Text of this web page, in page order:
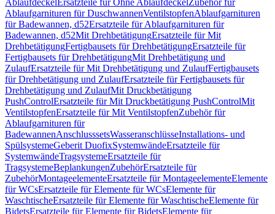
AblaufdeckelErsatzteile für Ohne AblaufdeckelZubehör für
Ablaufgarnituren für DuschwannenVentilstopfenAblaufgarnituren
für Badewannen, d52Ersatzteile für Ablaufgarnituren für
Badewannen, d52Mit DrehbetätigungErsatzteile für Mit
DrehbetätigungFertigbausets für DrehbetätigungErsatzteile für
Fertigbausets für DrehbetätigungMit Drehbetätigung und
ZulaufErsatzteile für Mit Drehbetätigung und ZulaufFertigbausets
für Drehbetätigung und ZulaufErsatzteile für Fertigbausets für
Drehbetätigung und ZulaufMit Druckbetätigung
PushControlErsatzteile für Mit Druckbetätigung PushControlMit
VentilstopfenErsatzteile für Mit VentilstopfenZubehör für
Ablaufgarnituren für
BadewannenAnschlusssetsWasseranschlüsseInstallations- und
SpülsystemeGeberit DuofixSystemwändeErsatzteile für
SystemwändeTragsystemeErsatzteile für
TragsystemeBeplankungenZubehörErsatzteile für
ZubehörMontageelementeErsatzteile für MontageelementeElemente
für WCsErsatzteile für Elemente für WCsElemente für
WaschtischeErsatzteile für Elemente für WaschtischeElemente für
BidetsErsatzteile für Elemente für BidetsElemente für